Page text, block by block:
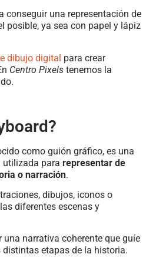
conseguir una representación de
posible, ya sea con papel y lápiz
dibujo digital para crear
Centro Pixels tenemos la
como guión gráfico, es una
utilizada para representar de
o narración.
dibujos, iconos o
diferentes escenas y
narrativa coherente que guíe
etapas de la historia.